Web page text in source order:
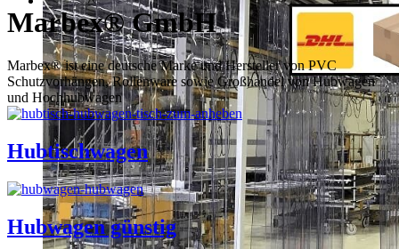
Marbex® GmbH
Marbex® ist eine deutsche Marke und Hersteller von PVC
Schutzvorhängen, Rollenware sowie Großhandel von Hubwagen
und Hochhubwagen
Hubtischwagen
Hubwagen günstig